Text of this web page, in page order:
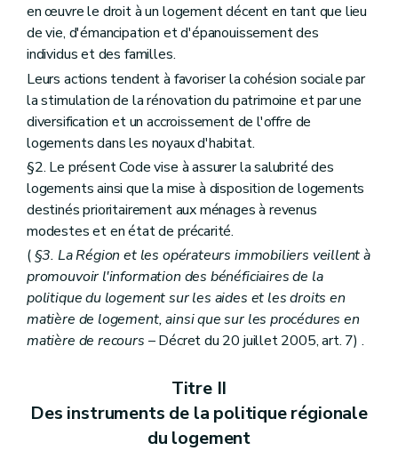
en œuvre le droit à un logement décent en tant que lieu
de vie, d'émancipation et d'épanouissement des
individus et des familles.
Leurs actions tendent à favoriser la cohésion sociale par
la stimulation de la rénovation du patrimoine et par une
diversification et un accroissement de l'offre de
logements dans les noyaux d'habitat.
§2. Le présent Code vise à assurer la salubrité des
logements ainsi que la mise à disposition de logements
destinés prioritairement aux ménages à revenus
modestes et en état de précarité.
( §3. La Région et les opérateurs immobiliers veillent à
promouvoir l'information des bénéficiaires de la
politique du logement sur les aides et les droits en
matière de logement, ainsi que sur les procédures en
matière de recours – Décret du 20 juillet 2005, art. 7) .
Titre II
Des instruments de la politique régionale
du logement